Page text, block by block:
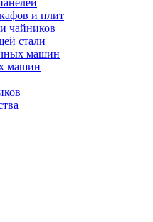
и плит
чайников
стали
машин
машин